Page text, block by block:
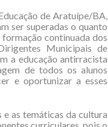
de Aratuípe/BA,
ser superadas o quanto
continuada dos
Municipais de
a educação antirracista
de todos os alunos
e oportunizar a esses
e as temáticas da cultura